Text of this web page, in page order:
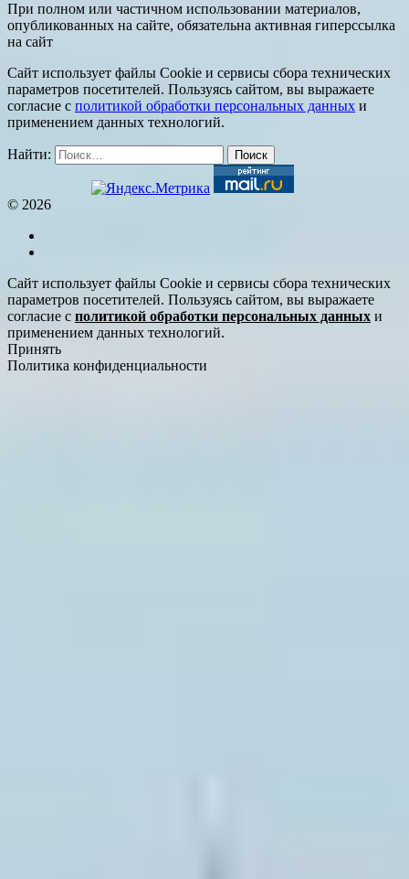
При полном или частичном использовании материалов,
опубликованных на сайте, обязательна активная гиперссылка
на сайт
Сайт использует файлы Cookie и сервисы сбора технических
параметров посетителей. Пользуясь сайтом, вы выражаете
согласие с политикой обработки персональных данных и
применением данных технологий.
Найти:
© 2026
Сайт использует файлы Cookie и сервисы сбора технических
параметров посетителей. Пользуясь сайтом, вы выражаете
согласие с политикой обработки персональных данных и
применением данных технологий.
Принять
Политика конфиденциальности